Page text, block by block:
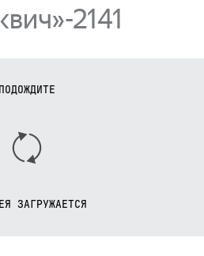
2141
ПОДОЖДИТЕ
ЗАГРУЖАЕТСЯ